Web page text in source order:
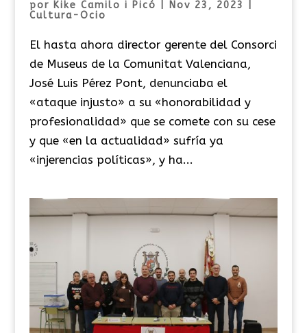
por Kike Camilo i Picó Nov 23, 2023
Cultura-Ocio
El hasta ahora director gerente del Consorci
de Museus de la Comunitat Valenciana,
José Luis Pérez Pont, denunciaba el
«ataque injusto» a su «honorabilidad y
profesionalidad» que se comete con su cese
y que «en la actualidad» sufría ya
«injerencias políticas», y ha...